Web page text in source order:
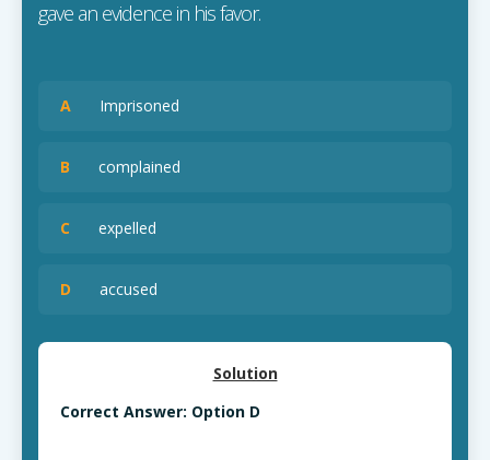
gave an evidence in his favor.
A Imprisoned
B complained
C expelled
D accused
Solution
Correct Answer: Option D